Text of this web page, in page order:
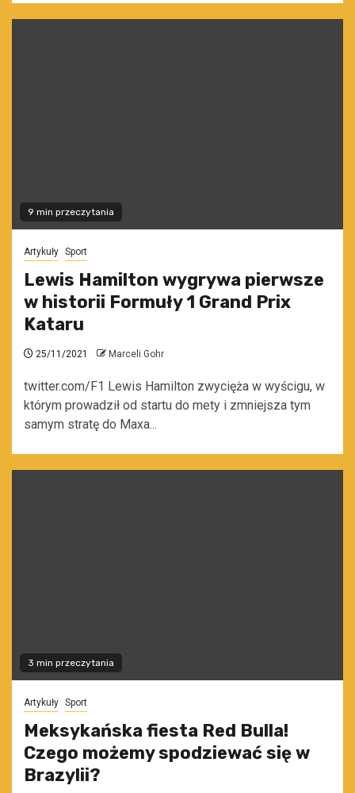
9 min przeczytania
Artykuły Sport
Lewis Hamilton wygrywa pierwsze
w historii Formuły 1 Grand Prix
Kataru
25/11/2021 Marceli Gohr
twitter.com/F1 Lewis Hamilton zwycięża w wyścigu, w
którym prowadził od startu do mety i zmniejsza tym
samym stratę do Maxa...
3 min przeczytania
Artykuły Sport
Meksykańska fiesta Red Bulla!
Czego możemy spodziewać się w
Brazylii?